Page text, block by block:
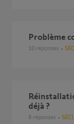
Problème
10 réponses
Réinstallation Link advanced impossible car site existe
déjà ?
8 réponses